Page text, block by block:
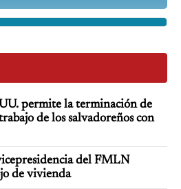
permite la terminación de
de los salvadoreños con
del FMLN
de vivienda